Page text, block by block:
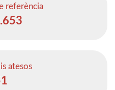
referència
atesos